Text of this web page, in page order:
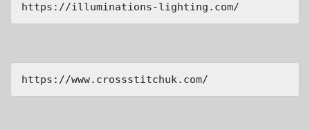
https://illuminations-lighting.com/
https://www.crossstitchuk.com/